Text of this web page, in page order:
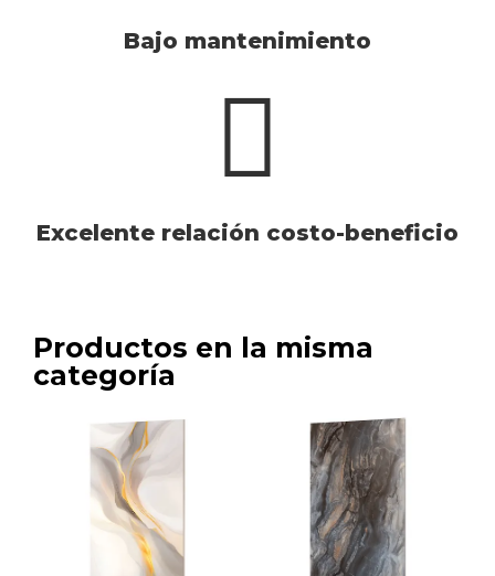
Bajo mantenimiento
Excelente relación costo-beneficio
Productos en la misma
categoría